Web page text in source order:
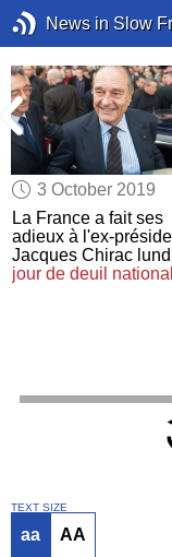
News in Slow
3 October 2019
La France a fait ses
adieux à l'ex-
Jacques Chirac
jour de deuil national
TEXT SIZE
aa AA